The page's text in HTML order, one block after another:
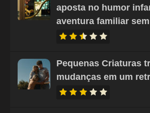
aposta no humor
aventura familiar
Pequenas Criaturas
mudanças em um